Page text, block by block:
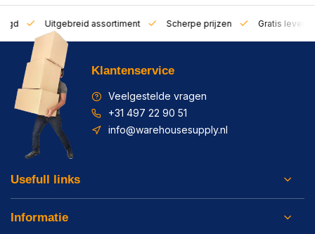
Uitgebreid assortiment Scherpe prijzen Gratis
Klantenservice
Veelgestelde vragen
+31 497 22 90 51
info@warehousesupply.nl
Usefull links
Informatie